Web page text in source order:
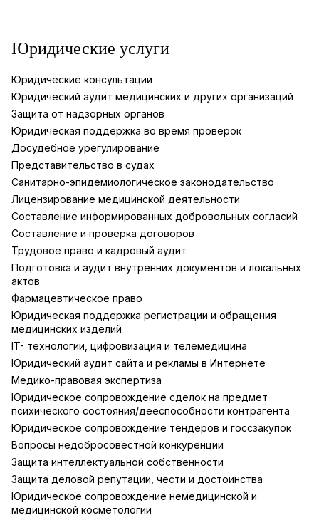
Юридические услуги
Юридические консультации
Юридический аудит медицинских и других организаций
Защита от надзорных органов
Юридическая поддержка во время проверок
Досудебное урегулирование
Представительство в судах
Санитарно-эпидемиологическое законодательство
Лицензирование медицинской деятельности
Составление информированных добровольных согласий
Составление и проверка договоров
Трудовое право и кадровый аудит
Подготовка и аудит внутренних документов и локальных
актов
Фармацевтическое право
Юридическая поддержка регистрации и обращения
медицинских изделий
IT- технологии, цифровизация и телемедицина
Юридический аудит сайта и рекламы в Интернете
Медико-правовая экспертиза
Юридическое сопровождение сделок на предмет
психического состояния/дееспособности контрагента
Юридическое сопровождение тендеров и госсзакупок
Вопросы недобросовестной конкуренции
Защита интеллектуальной собственности
Защита деловой репутации, чести и достоинства
Юридическое сопровождение немедицинской и
медицинской косметологии